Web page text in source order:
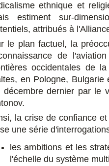
ethnique et
estiment sur-
attribués à
le plan factuel, la
de
occidentales de
en Pologne,
décembre dernier par le
la crise de confiance
une série
les ambitions et les
l'échelle du système